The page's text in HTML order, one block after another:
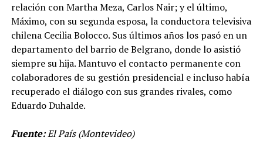
relación con Martha Meza, Carlos Nair; y el último,
Máximo, con su segunda esposa, la conductora televisiva
chilena Cecilia Bolocco. Sus últimos años los pasó en un
departamento del barrio de Belgrano, donde lo asistió
siempre su hija. Mantuvo el contacto permanente con
colaboradores de su gestión presidencial e incluso había
recuperado el diálogo con sus grandes rivales, como
Eduardo Duhalde.
Fuente:El País (Montevideo)